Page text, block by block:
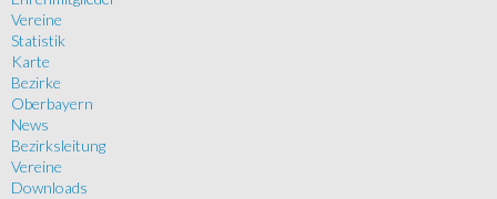
Vereine
Statistik
Karte
Bezirke
Oberbayern
News
Bezirksleitung
Vereine
Downloads